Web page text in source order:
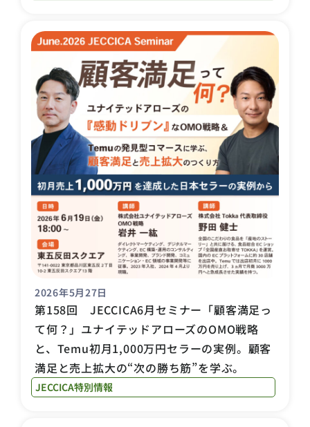
2026年5月27日
第158回 JECCICA6月セミナー「顧客満足っ
て何？」ユナイテッドアローズのOMO戦略
と、Temu初月1,000万円セラーの実例。顧客
満足と売上拡大の“次の勝ち筋”を学ぶ。
JECCICA特別情報